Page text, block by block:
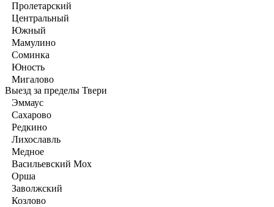
Пролетарский
Центральный
Южный
Мамулино
Соминка
Юность
Мигалово
Выезд за пределы Твери
Эммаус
Сахарово
Редкино
Лихославль
Медное
Васильевский Мох
Орша
Заволжский
Козлово